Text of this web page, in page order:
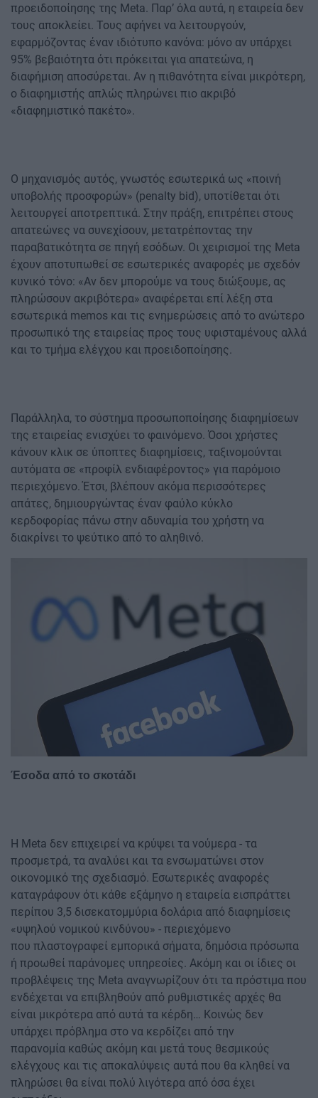
προειδοποίησης της Meta. Παρ’ όλα αυτά, η εταιρεία δεν
τους αποκλείει. Τους αφήνει να λειτουργούν,
εφαρμόζοντας έναν ιδιότυπο κανόνα: μόνο αν υπάρχει
95% βεβαιότητα ότι πρόκειται για απατεώνα, η
διαφήμιση αποσύρεται. Αν η πιθανότητα είναι μικρότερη,
ο διαφημιστής απλώς πληρώνει πιο ακριβό
«διαφημιστικό πακέτο».
Ο μηχανισμός αυτός, γνωστός εσωτερικά ως «ποινή
υποβολής προσφορών» (penalty bid), υποτίθεται ότι
λειτουργεί αποτρεπτικά. Στην πράξη, επιτρέπει στους
απατεώνες να συνεχίσουν, μετατρέποντας την
παραβατικότητα σε πηγή εσόδων. Οι χειρισμοί της Meta
έχουν αποτυπωθεί σε εσωτερικές αναφορές με σχεδόν
κυνικό τόνο: «Αν δεν μπορούμε να τους διώξουμε, ας
πληρώσουν ακριβότερα» αναφέρεται επί λέξη στα
εσωτερικά memos και τις ενημερώσεις από το ανώτερο
προσωπικό της εταιρείας προς τους υφισταμένους αλλά
και το τμήμα ελέγχου και προειδοποίησης.
Παράλληλα, το σύστημα προσωποποίησης διαφημίσεων
της εταιρείας ενισχύει το φαινόμενο. Όσοι χρήστες
κάνουν κλικ σε ύποπτες διαφημίσεις, ταξινομούνται
αυτόματα σε «προφίλ ενδιαφέροντος» για παρόμοιο
περιεχόμενο. Έτσι, βλέπουν ακόμα περισσότερες
απάτες, δημιουργώντας έναν φαύλο κύκλο
κερδοφορίας πάνω στην αδυναμία του χρήστη να
διακρίνει το ψεύτικο από το αληθινό.
Έσοδα από το σκοτάδι
Η Meta δεν επιχειρεί να κρύψει τα νούμερα - τα
προσμετρά, τα αναλύει και τα ενσωματώνει στον
οικονομικό της σχεδιασμό. Εσωτερικές αναφορές
καταγράφουν ότι κάθε εξάμηνο η εταιρεία εισπράττει
περίπου 3,5 δισεκατομμύρια δολάρια από διαφημίσεις
«υψηλού νομικού κινδύνου» - περιεχόμενο
που πλαστογραφεί εμπορικά σήματα, δημόσια πρόσωπα
ή προωθεί παράνομες υπηρεσίες. Ακόμη και οι ίδιες οι
προβλέψεις της Meta αναγνωρίζουν ότι τα πρόστιμα που
ενδέχεται να επιβληθούν από ρυθμιστικές αρχές θα
είναι μικρότερα από αυτά τα κέρδη… Κοινώς δεν
υπάρχει πρόβλημα στο να κερδίζει από την
παρανομία καθώς ακόμη και μετά τους θεσμικούς
ελέγχους και τις αποκαλύψεις αυτά που θα κληθεί να
πληρώσει θα είναι πολύ λιγότερα από όσα έχει